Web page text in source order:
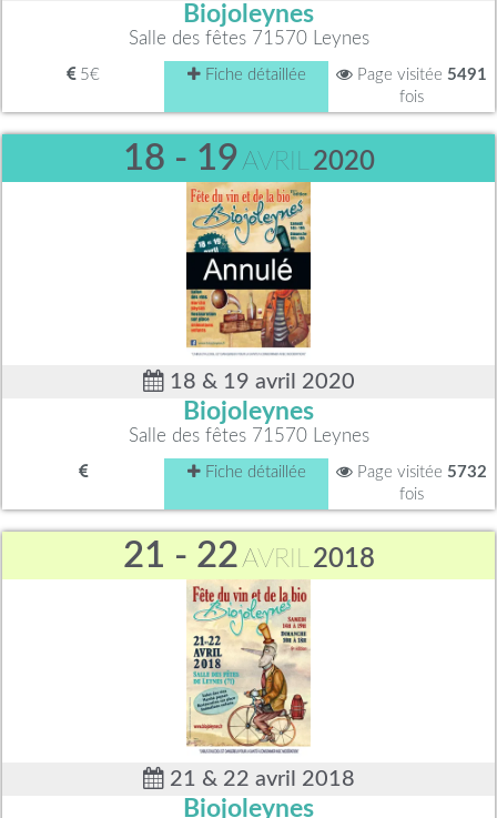
Biojoleynes
Salle des fêtes 71570 Leynes
5€ Fiche détaillée Page visitée 5491
fois
18 - 19 AVRIL 2020
18 & 19 avril 2020
Biojoleynes
Salle des fêtes 71570 Leynes
Fiche détaillée Page visitée 5732
fois
21 - 22 AVRIL 2018
21 & 22 avril 2018
Biojoleynes